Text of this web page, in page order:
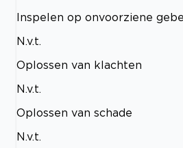
Inspelen op onvoorziene
N.v.t.
Oplossen van klachten
N.v.t.
Oplossen van schade
N.v.t.